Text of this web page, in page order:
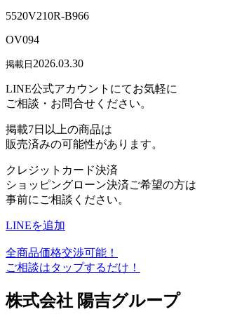
5520V210R-B966
OV094
掲載日 2026.03.30
LINE公式アカウントにてお気軽に
ご相談・お問合せください。
掲載7日以上の商品は
販売済みの可能性があります。
クレジットカード決済
ショッピングローン決済ご希望の方は
事前にご相談ください。
LINEを追加
全商品価格交渉可能！
ご相談はタップするだけ！
株式会社 陽吉グループ